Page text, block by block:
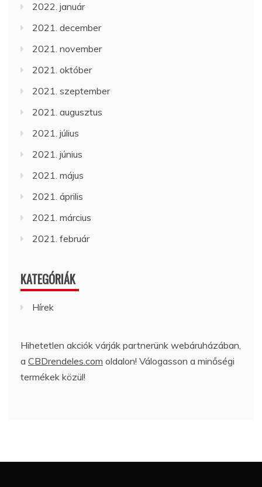
2022. január
2021. december
2021. november
2021. október
2021. szeptember
2021. augusztus
2021. július
2021. június
2021. május
2021. április
2021. március
2021. február
KATEGÓRIÁK
Hírek
Hihetetlen akciók várják partnerünk webáruházában,
a CBDrendeles.com oldalon! Válogasson a minőségi
termékek közül!